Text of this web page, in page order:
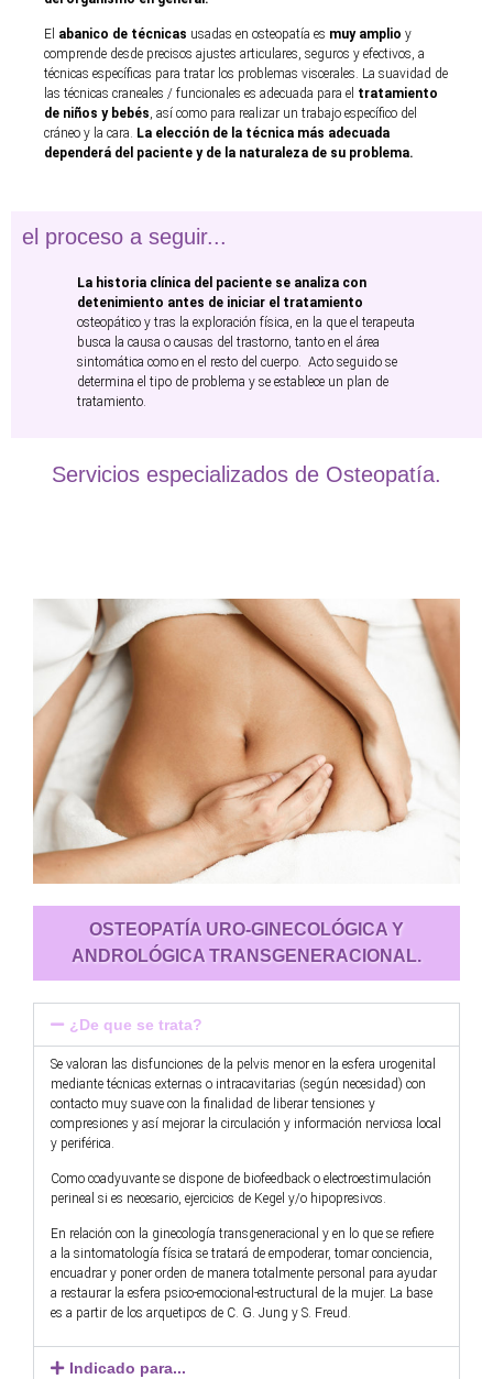
El abanico de técnicas usadas en osteopatía es muy amplio y
comprende desde precisos ajustes articulares, seguros y efectivos, a
técnicas específicas para tratar los problemas viscerales. La suavidad de
las técnicas craneales / funcionales es adecuada para el tratamiento
de niños y bebés, así como para realizar un trabajo específico del
cráneo y la cara. La elección de la técnica más adecuada
dependerá del paciente y de la naturaleza de su problema.
el proceso a seguir...
La historia clínica del paciente se analiza con
detenimiento antes de iniciar el tratamiento
osteopático y tras la exploración física, en la que el terapeuta
busca la causa o causas del trastorno, tanto en el área
sintomática como en el resto del cuerpo. Acto seguido se
determina el tipo de problema y se establece un plan de
tratamiento.
Servicios especializados de Osteopatía.
OSTEOPATÍA URO-GINECOLÓGICA Y
ANDROLÓGICA TRANSGENERACIONAL.
¿De que se trata?
Se valoran las disfunciones de la pelvis menor en la esfera urogenital
mediante técnicas externas o intracavitarias (según necesidad) con
contacto muy suave con la finalidad de liberar tensiones y
compresiones y así mejorar la circulación y información nerviosa local
y periférica.
Como coadyuvante se dispone de biofeedback o electroestimulación
perineal si es necesario, ejercicios de Kegel y/o hipopresivos.
En relación con la ginecología transgeneracional y en lo que se refiere
a la sintomatología física se tratará de empoderar, tomar conciencia,
encuadrar y poner orden de manera totalmente personal para ayudar
a restaurar la esfera psico-emocional-estructural de la mujer. La base
es a partir de los arquetipos de C. G. Jung y S. Freud.
Indicado para...